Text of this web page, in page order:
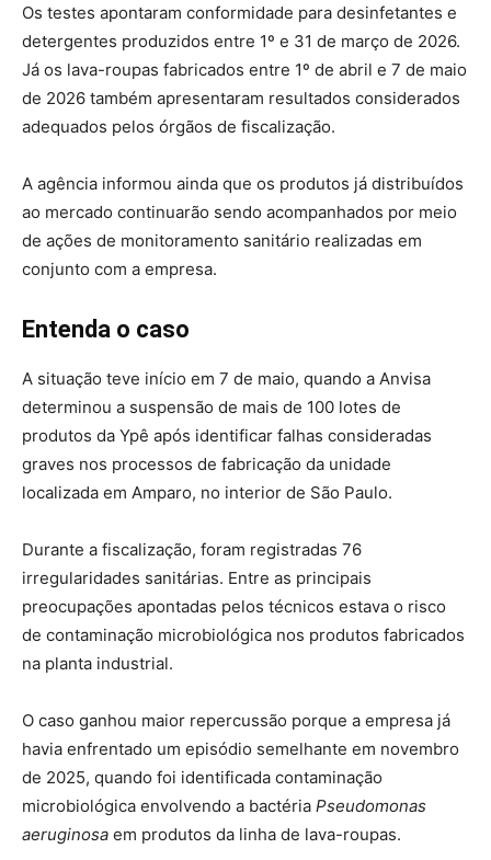
Os testes apontaram conformidade para desinfetantes e
detergentes produzidos entre 1º e 31 de março de 2026.
Já os lava-roupas fabricados entre 1º de abril e 7 de maio
de 2026 também apresentaram resultados considerados
adequados pelos órgãos de fiscalização.
A agência informou ainda que os produtos já distribuídos
ao mercado continuarão sendo acompanhados por meio
de ações de monitoramento sanitário realizadas em
conjunto com a empresa.
Entenda o caso
A situação teve início em 7 de maio, quando a Anvisa
determinou a suspensão de mais de 100 lotes de
produtos da Ypê após identificar falhas consideradas
graves nos processos de fabricação da unidade
localizada em Amparo, no interior de São Paulo.
Durante a fiscalização, foram registradas 76
irregularidades sanitárias. Entre as principais
preocupações apontadas pelos técnicos estava o risco
de contaminação microbiológica nos produtos fabricados
na planta industrial.
O caso ganhou maior repercussão porque a empresa já
havia enfrentado um episódio semelhante em novembro
de 2025, quando foi identificada contaminação
microbiológica envolvendo a bactéria Pseudomonas
aeruginosa em produtos da linha de lava-roupas.